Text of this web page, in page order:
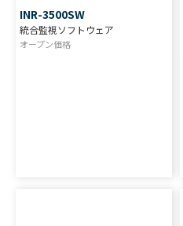
INR-3500SW
統合監視ソフトウェア
オープン価格